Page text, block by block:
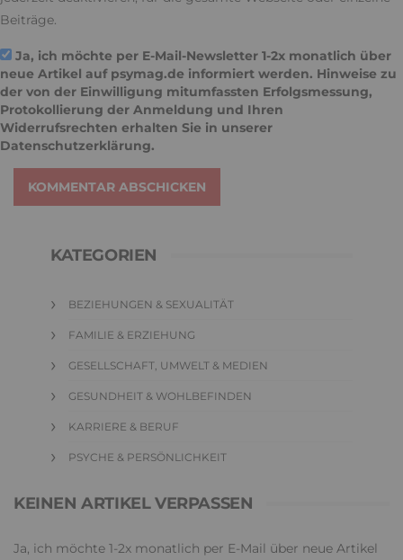
Beiträge.
Ja, ich möchte per E-Mail-Newsletter 1-2x monatlich über
neue Artikel auf psymag.de informiert werden. Hinweise zu
der von der Einwilligung mitumfassten Erfolgsmessung,
Protokollierung der Anmeldung und Ihren
Widerrufsrechten erhalten Sie in unserer
Datenschutzerklärung.
KOMMENTAR ABSCHICKEN
KATEGORIEN
BEZIEHUNGEN & SEXUALITÄT
FAMILIE & ERZIEHUNG
GESELLSCHAFT, UMWELT & MEDIEN
GESUNDHEIT & WOHLBEFINDEN
KARRIERE & BERUF
PSYCHE & PERSÖNLICHKEIT
KEINEN ARTIKEL VERPASSEN
Ja, ich möchte 1-2x monatlich per E-Mail über neue Artikel